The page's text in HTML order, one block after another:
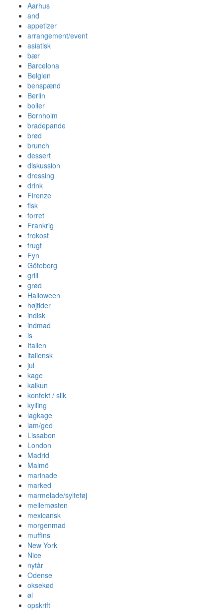
Aarhus
and
appetizer
arrangement/event
asiatisk
bær
Barcelona
Belgien
benspænd
Berlin
boller
Bornholm
bradepande
brød
brunch
dessert
diskussion
dressing
drink
Firenze
fisk
forret
Frankrig
frokost
frugt
Fyn
Göteborg
grill
grød
Halloween
højtider
indisk
indmad
is
Italien
italiensk
jul
kage
kalkun
konfekt / slik
kylling
lagkage
lam/ged
Lissabon
London
Madrid
Malmö
marinade
marked
marmelade/syltetøj
mellemøsten
mexicansk
morgenmad
muffins
New York
Nice
nytår
Odense
oksekød
øl
opskrift